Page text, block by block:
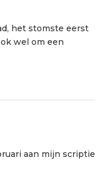
het stomste eerst
wel om een
aan mijn scriptie